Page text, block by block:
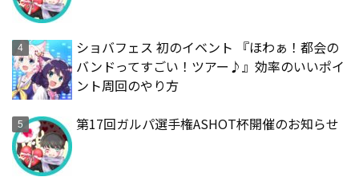
ショバフェス 初のイベント 『ほわぁ！都会の
バンドってすごい！ツアー♪』効率のいいポイ
ント周回のやり方
第17回ガルパ選手権ASHOT杯開催のお知らせ